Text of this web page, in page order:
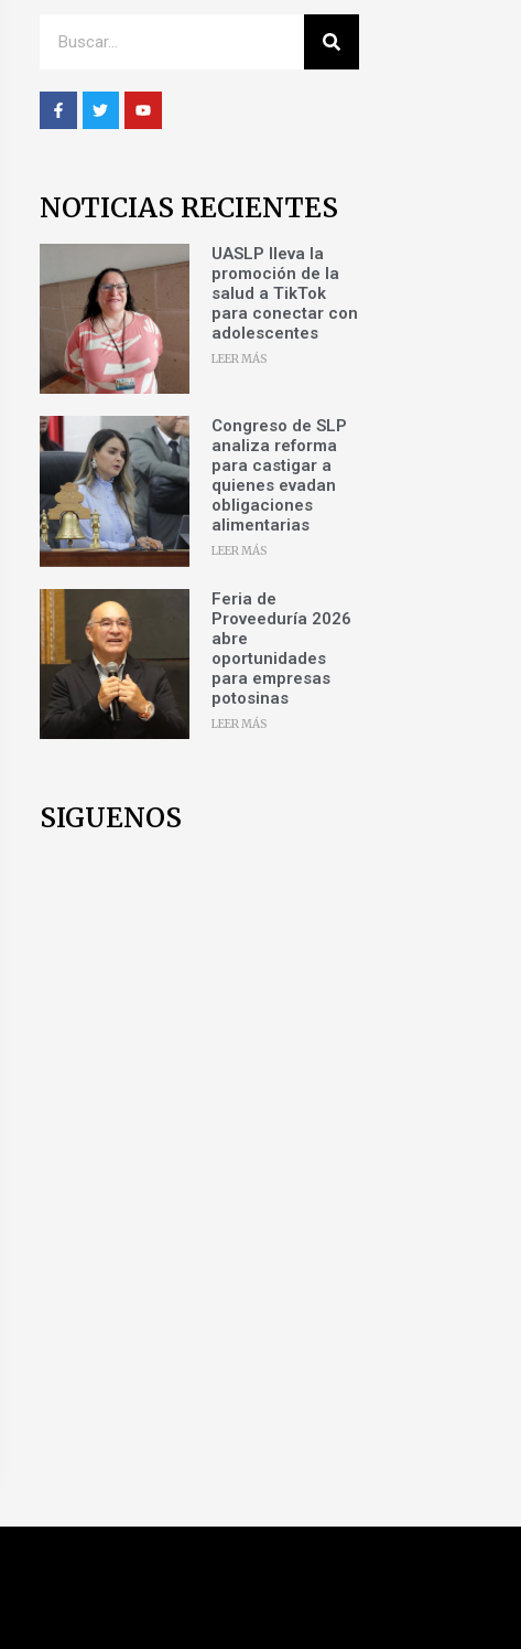
NOTICIAS RECIENTES
UASLP lleva la
promoción de la
salud a TikTok
para conectar con
adolescentes
LEER MÁS
Congreso de SLP
analiza reforma
para castigar a
quienes evadan
obligaciones
alimentarias
LEER MÁS
Feria de
Proveeduría 2026
abre
oportunidades
para empresas
potosinas
LEER MÁS
SIGUENOS